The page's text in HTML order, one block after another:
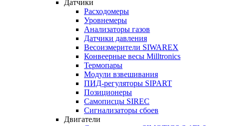
Датчики
Расходомеры
Уровнемеры
Анализаторы газов
Датчики давления
Весоизмерители SIWAREX
Конвеерные весы Milltronics
Термопары
Модули взвешивания
ПИД-регуляторы SIPART
Позиционеры
Самописцы SIREC
Сигнализаторы сбоев
Двигатели